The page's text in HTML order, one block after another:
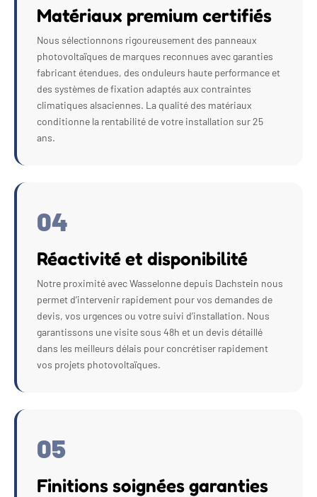
Matériaux premium certifiés
Nous sélectionnons rigoureusement des panneaux
photovoltaïques de marques reconnues avec garanties
fabricant étendues, des onduleurs haute performance et
des systèmes de fixation adaptés aux contraintes
climatiques alsaciennes. La qualité des matériaux
conditionne la rentabilité de votre installation sur 25
ans.
04
Réactivité et disponibilité
Notre proximité avec Wasselonne depuis Dachstein nous
permet d’intervenir rapidement pour vos demandes de
devis, vos urgences ou votre suivi d’installation. Nous
garantissons une visite sous 48h et un devis détaillé
dans les meilleurs délais pour concrétiser rapidement
vos projets photovoltaïques.
05
Finitions soignées garanties